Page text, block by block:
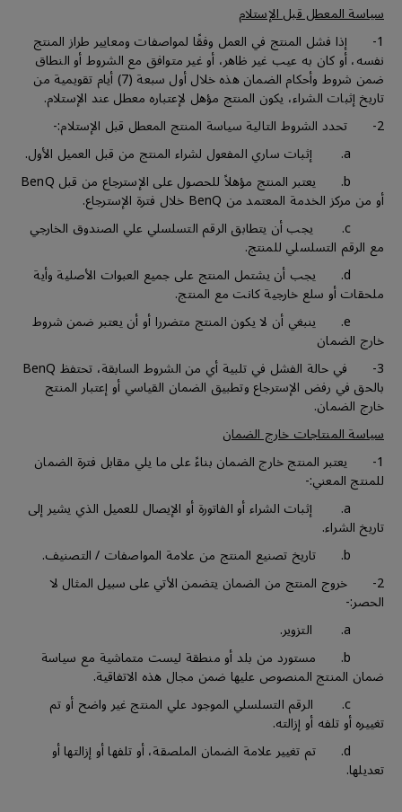
سياسة المعطل قبل الإستلام
1- إذا فشل المنتج في العمل وفقًا لمواصفات ومعايير طراز المنتج
نفسه، أو كان به عيب غير ظاهر، أو غير متوافق مع الشروط أو النطاق
ضمن شروط وأحكام الضمان هذه خلال أول سبعة (7) أيام تقويمية من
تاريخ إثبات الشراء، يكون المنتج مؤهل لإعتباره معطل عند الإستلام.
2- تحدد الشروط التالية سياسة المنتج المعطل قبل الإستلام:-
b. يعتبر المنتج مؤهلاً للحصول على الإسترجاع من قبل BenQ
أو من مركز الخدمة المعتمد من BenQ خلال فترة الإسترجاع.
c. يجب أن يتطابق الرقم التسلسلي علي الصندوق الخارجي
مع الرقم التسلسلي للمنتج.
d. يجب أن يشتمل المنتج على جميع العبوات الأصلية وأية
ملحقات أو سلع خارجية كانت مع المنتج.
e. ينبغي أن لا يكون المنتج متضررا أو أن يعتبر ضمن شروط
خارج الضمان
3- في حالة الفشل في تلبية أي من الشروط السابقة، تحتفظ BenQ
بالحق في رفض الإسترجاع وتطبيق الضمان القياسي أو إعتبار المنتج
خارج الضمان.
سياسة المنتاجات خارج الضمان
1- يعتبر المنتج خارج الضمان بناءً على ما يلي مقابل فترة الضمان
للمنتج المعني:-
a. إثبات الشراء أو الفاتورة أو الإيصال للعميل الذي يشير إلى
تاريخ الشراء.
2- خروج المنتج من الضمان يتضمن الأتي على سبيل المثال لا
الحصر:-
b. مستورد من بلد أو منطقة ليست متماشية مع سياسة
ضمان المنتج المنصوص عليها ضمن مجال هذه الاتفاقية.
c. الرقم التسلسلي الموجود علي المنتج غير واضح أو تم
تغييره أو تلفه أو إزالته.
d. تم تغيير علامة الضمان الملصقة، أو تلفها أو إزالتها أو
تعديلها.